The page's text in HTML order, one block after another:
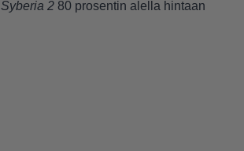
Syberia 2 80 prosentin alella hintaan